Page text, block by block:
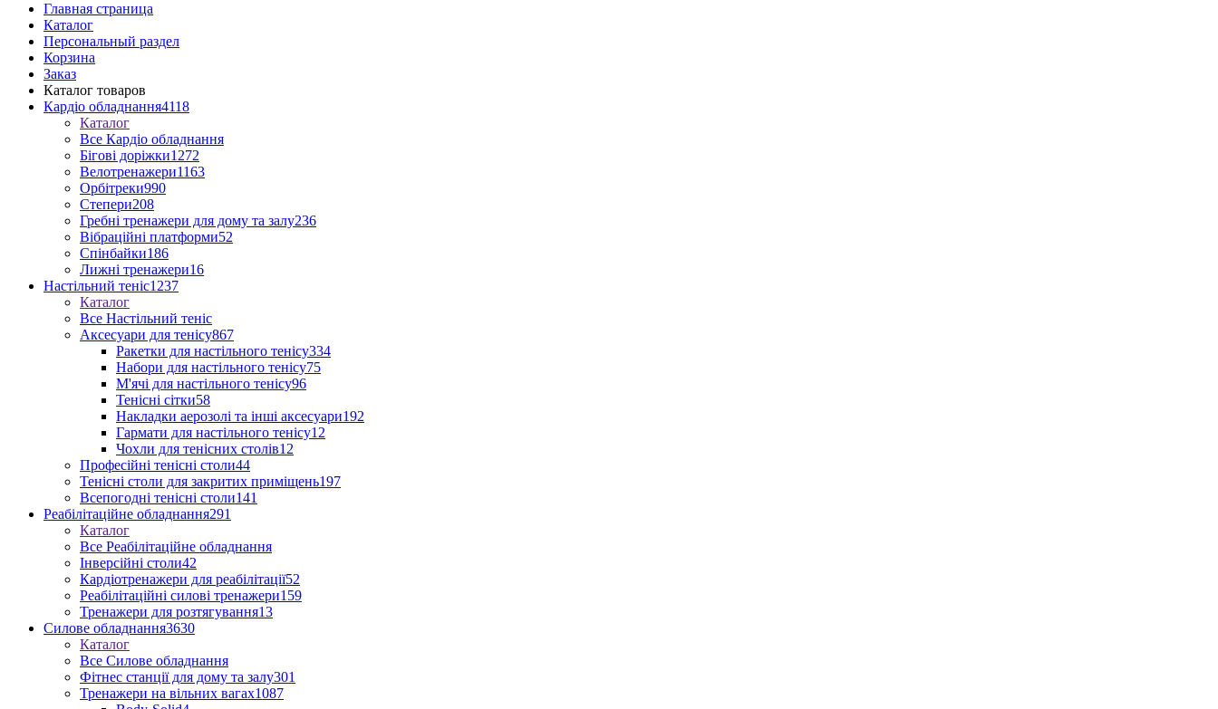
Главная страница
Каталог
Персональный раздел
Корзина
Заказ
Каталог товаров
Кардіо обладнання4118
Каталог
Все Кардіо обладнання
Бігові доріжки1272
Велотренажери1163
Орбітреки990
Степери208
Гребні тренажери для дому та залу236
Вібраційні платформи52
Спінбайки186
Лижні тренажери16
Настільний теніс1237
Каталог
Все Настільний теніс
Аксесуари для тенісу867
Ракетки для настільного тенісу334
Набори для настільного тенісу75
М'ячі для настільного тенісу96
Тенісні сітки58
Накладки аерозолі та інші аксесуари192
Гармати для настільного тенісу12
Чохли для тенісних столів12
Професійні тенісні столи44
Тенісні столи для закритих приміщень197
Всепогодні тенісні столи141
Реабілітаційне обладнання291
Каталог
Все Реабілітаційне обладнання
Інверсійні столи42
Кардіотренажери для реабілітації52
Реабілітаційні силові тренажери159
Тренажери для розтягування13
Силове обладнання3630
Каталог
Все Силове обладнання
Фітнес станції для дому та залу301
Тренажери на вільних вагах1087